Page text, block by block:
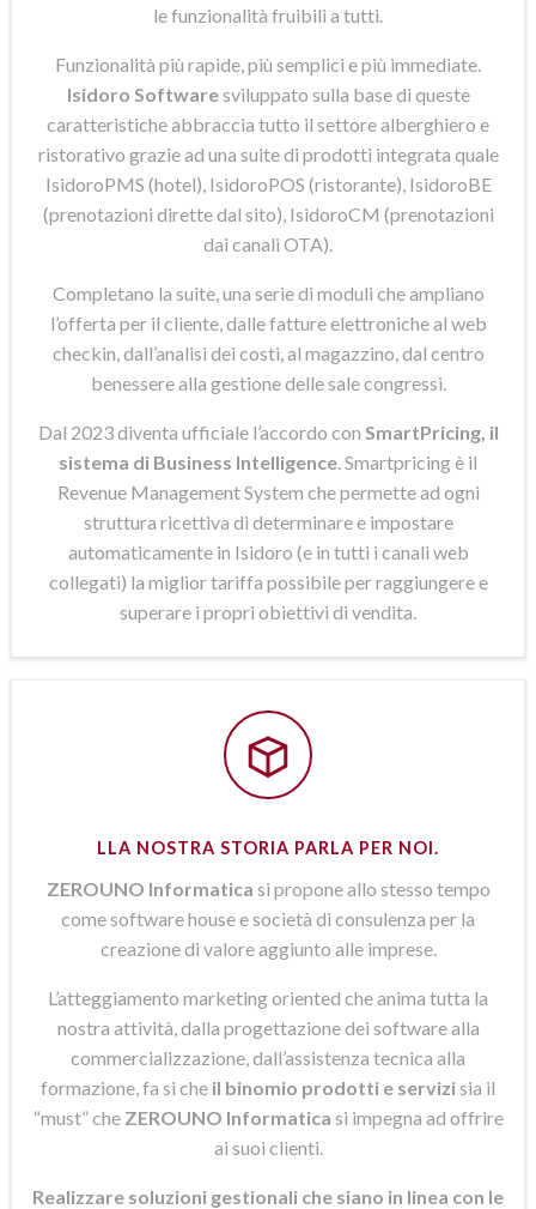
le funzionalità fruibili a tutti.
Funzionalità più rapide, più semplici e più immediate.
Isidoro Softwaresviluppato sulla base di queste
caratteristiche abbraccia tutto il settore alberghiero e
ristorativo grazie ad una suite di prodotti integrata quale
IsidoroPMS (hotel), IsidoroPOS (ristorante), IsidoroBE
(prenotazioni dirette dal sito), IsidoroCM (prenotazioni
dai canali OTA).
Completano la suite, una serie di moduli che ampliano
l’offerta per il cliente, dalle fatture elettroniche al web
checkin, dall’analisi dei costi, al magazzino, dal centro
benessere alla gestione delle sale congressi.
Dal 2023 diventa ufficiale l’accordo con SmartPricing, il
sistema di Business Intelligence . Smartpricing è il
Revenue Management System che permette ad ogni
struttura ricettiva di determinare e impostare
automaticamente in Isidoro (e in tutti i canali web
collegati) la miglior tariffa possibile per raggiungere e
superare i propri obiettivi di vendita.
LLA NOSTRA STORIA PARLA PER NOI.
ZEROUNO Informatica si propone allo stesso tempo
come software house e società di consulenza per la
creazione di valore aggiunto alle imprese.
L’atteggiamento marketing oriented che anima tutta la
nostra attività, dalla progettazione dei software alla
commercializzazione, dall’assistenza tecnica alla
formazione, fa si che il binomio prodotti e servizisia il
“must” che ZEROUNO Informatica si impegna ad offrire
ai suoi clienti.
Realizzare soluzioni gestionali che siano in linea con le